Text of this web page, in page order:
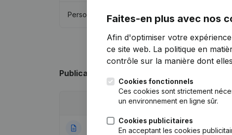
Personnel
Publications
Publication
17-05-2023 Statuts (Traduction,
Faites-en plus avec nos
Afin d'optimiser votre
ce site web. La politique en
contrôle sur la manière dont
Cookies fonctionnels
Ces cookies sont strictement
un environnement en ligne sûr.
Cookies publicitaires
En acceptant les cookies